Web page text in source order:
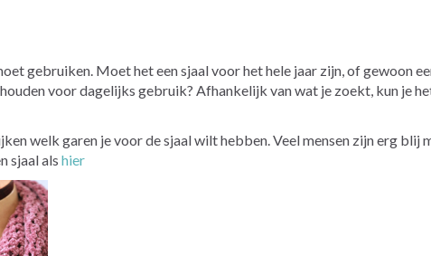
gebruiken. Moet het een sjaal voor het hele jaar zijn, of gewoon
voor dagelijks gebruik? Afhankelijk van wat je zoekt, kun je
welk garen je voor de sjaal wilt hebben. Veel mensen zijn erg blij
sjaal als hier